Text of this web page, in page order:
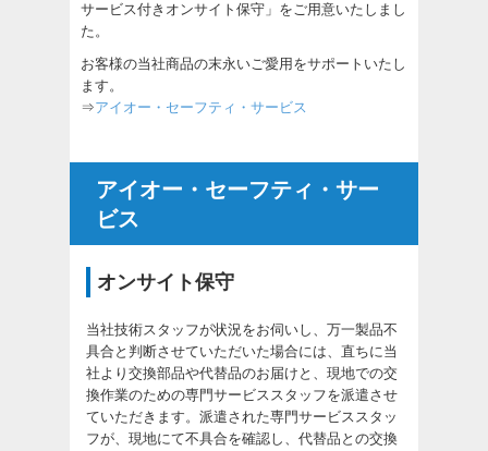
サービス付きオンサイト保守」をご用意いたしまし
た。
お客様の当社商品の末永いご愛用をサポートいたし
ます。
⇒アイオー・セーフティ・サービス
アイオー・セーフティ・サー
ビス
オンサイト保守
当社技術スタッフが状況をお伺いし、万一製品不
具合と判断させていただいた場合には、直ちに当
社より交換部品や代替品のお届けと、現地での交
換作業のための専門サービススタッフを派遣させ
ていただきます。派遣された専門サービススタッ
フが、現地にて不具合を確認し、代替品との交換